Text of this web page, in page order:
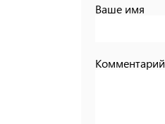
Ваше имя
Комментарий